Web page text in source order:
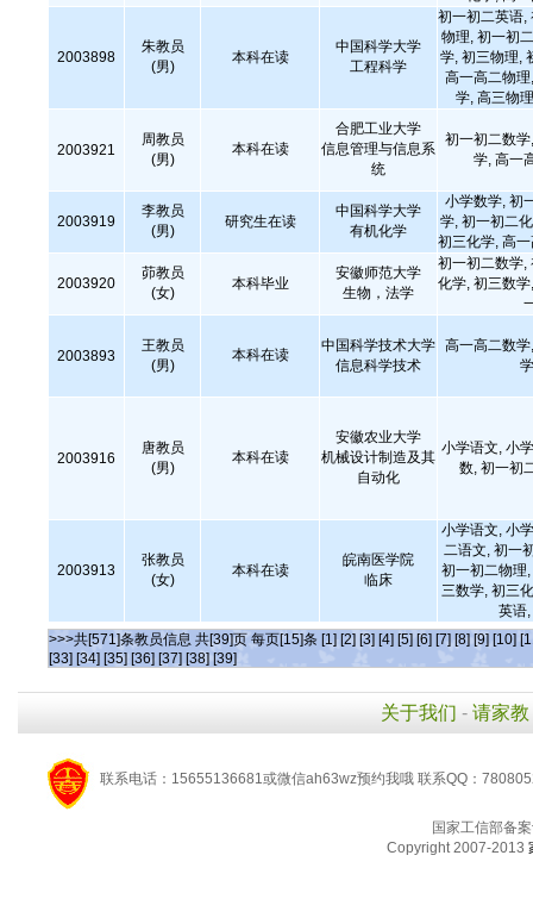
2003898
朱教员
(男)
本科在读
中国科学大学
工程科学
初一初二英语,
物理, 初一初
学, 初三物理,
高一高二物
学, 高三物
2003921
周教员
(男)
本科在读
合肥工业大学
信息管理与信息系
统
初一初二数
学, 高一
2003919
李教员
(男)
研究生在读
中国科学大学
有机化学
小学数学, 初
学, 初一初二
初三化学, 高
2003920
茆教员
(女)
本科毕业
安徽师范大学
生物，法学
初一初二数学,
化学, 初三数
2003893
王教员
(男)
本科在读
中国科学技术大学
信息科学技术
高一高二数
2003916
唐教员
(男)
本科在读
安徽农业大学
机械设计制造及其
自动化
小学语文, 小
数, 初一初
2003913
张教员
(女)
本科在读
皖南医学院
临床
小学语文, 小
二语文, 初一
初一初二物理
三数学, 初三
英语
>>>共[571]条教员信息 共[39]页 每页[15]条 [1] [2] [3] [4] [5] [6] [7] [8] [9] [10]
[33] [34] [35] [36] [37] [38] [39]
关于我们 - 请家教
联系电话：15655136681或微信ah63wz预约我哦 联系QQ：
国家工信部备
Copyright 2007-2013